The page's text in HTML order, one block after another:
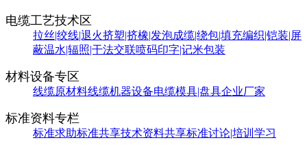
电缆工艺技术区
拉丝|绞线|退火挤塑|挤橡|发泡成缆|绕包|填充编织|铠装|屏
蔽温水|辐照|干法交联喷码印字|记米包装
材料设备专区
线缆原材料线缆机器设备电缆模具|盘具企业厂家
标准资料专栏
标准求助标准共享技术资料共享标准讨论|培训学习